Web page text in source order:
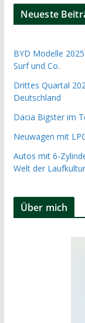
Neueste
BYD Modelle
Surf und Co.
Drittes Quartal
Deutschland
Dacia Bigster im
Neuwagen mit
Autos mit 6-
Welt der Laufkultur
Über mich